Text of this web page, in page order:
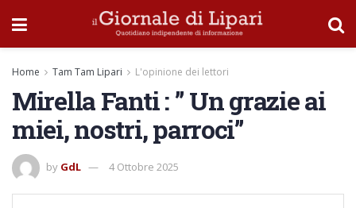
Home Tam Tam Lipari L'opinione dei lettori
Mirella Fanti : ” Un grazie ai
miei, nostri, parroci”
by GdL 4 Ottobre 2025